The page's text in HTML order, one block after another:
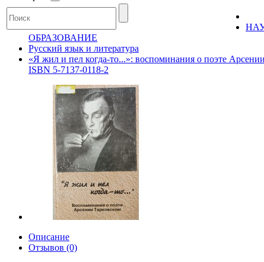
ОБРАЗОВАНИЕ
Русский язык и литература
«Я жил и пел когда-то...»: воспоминания о поэте
ISBN 5-7137-0118-2
Описание
Отзывов (0)